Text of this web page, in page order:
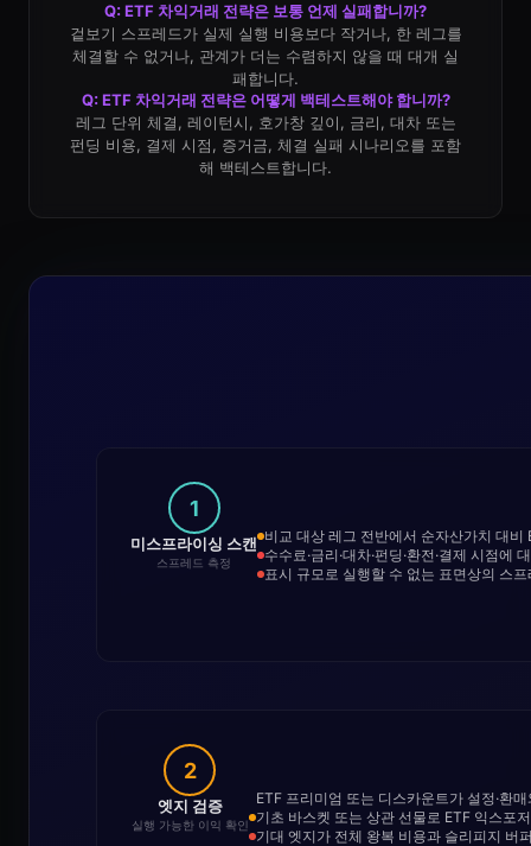
Q: ETF 차익거래 전략은 보통 언제 실패합니까?
겉보기 스프레드가 실제 실행 비용보다 작거나, 한 레그를
체결할 수 없거나, 관계가 더는 수렴하지 않을 때 대개 실
패합니다.
Q: ETF 차익거래 전략은 어떻게 백테스트해야 합니까?
레그 단위 체결, 레이턴시, 호가창 깊이, 금리, 대차 또는
펀딩 비용, 결제 시점, 증거금, 체결 실패 시나리오를 포함
해 백테스트합니다.
1
미스프라이싱 스캔
스프레드 측정
비교 대상 레그 전반에서 순자산가치 대
수수료·금리·대차·펀딩·환전·결제 시점에
표시 규모로 실행할 수 없는 표면상의 스
2
엣지 검증
실행 가능한 이익 확인
ETF 프리미엄 또는 디스카운트가 설정·환
기초 바스켓 또는 상관 선물로 ETF 익스포
기대 엣지가 전체 왕복 비용과 슬리피지 버